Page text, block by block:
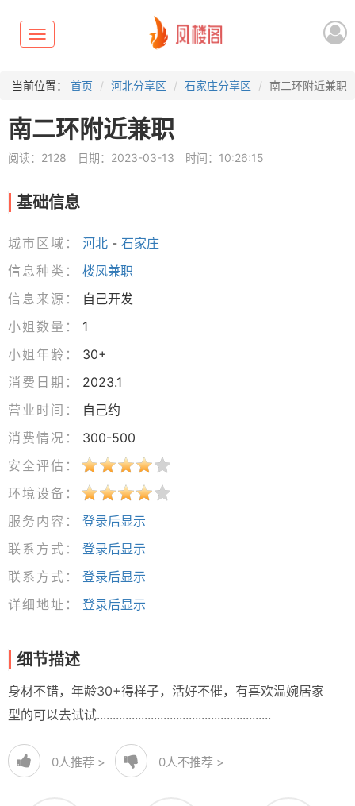
Toggle
navigation
当前位置： 首页 河北分享区 石家庄分享区 南二环附近兼职
南二环附近兼职
阅读：2128 日期：2023-03-13 时间：10:26:15
基础信息
城市区域： 河北 - 石家庄
信息种类：
楼凤兼职
信息来源：
自己开发
小姐数量：
1
小姐年龄：
30+
消费日期：
2023.1
营业时间：
自己约
消费情况：
300-500
安全评估：
环境设备：
服务内容：
登录后显示
联系方式：
登录后显示
联系方式：
登录后显示
详细地址：
登录后显示
细节描述
身材不错，年龄30+得样子，活好不催，有喜欢温婉居家
型的可以去试试.......................................................
0人推荐 > 0人不推荐 >